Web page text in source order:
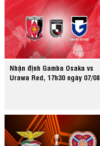
Nhận định Gamba Osaka vs
Urawa Red, 17h30 ngày 07/08